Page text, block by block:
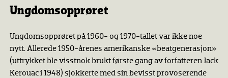
Ungdomsopprøret
Ungdomsopprøret på 1960- og 1970-tallet var ikke noe
nytt. Allerede 1950-årenes amerikanske «beatgenerasjon»
(uttrykket ble visstnok brukt første gang av forfatteren Jack
Kerouac i 1948) sjokkerte med sin bevisst provoserende